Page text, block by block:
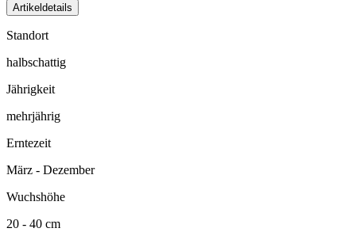
Artikeldetails
Standort
halbschattig
Jährigkeit
mehrjährig
Erntezeit
März - Dezember
Wuchshöhe
20 - 40 cm